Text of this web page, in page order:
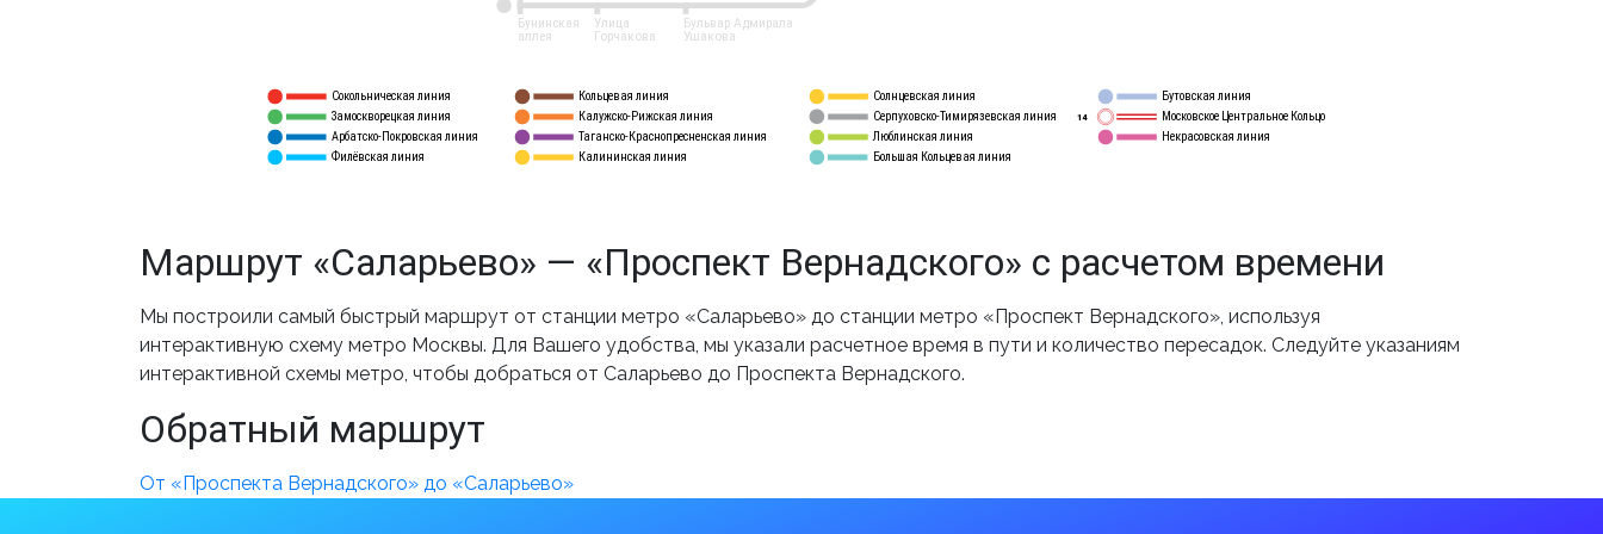
Сокольническая линия
Замоскворецкая линия
Арбатско-Покровская линия
Филёвская линия
Кольцевая линия
Калужско-Рижская линия
Таганско-Краснопресненская линия
Калининская линия
Солнцевская линия
Серпуховско-Тимирязевская линия
Люблинская линия
Бутовская линия
Московское Центральное Кольцо
Большая Кольцевая линия
Некрасовская линия
14
Бульвар Адмирала
Ушакова
Улица
Горчакова
Бунинская
аллея
Маршрут «Саларьево» — «Проспект Вернадского» с расчетом времени
Мы построили самый быстрый маршрут от станции метро «Саларьево» до станции метро «Проспект Вернадского», используя
интерактивную схему метро Москвы. Для Вашего удобства, мы указали расчетное время в пути и количество пересадок. Следуйте указаниям
интерактивной схемы метро, чтобы добраться от Саларьево до Проспекта Вернадского.
Обратный маршрут
От «Проспекта Вернадского» до «Саларьево»